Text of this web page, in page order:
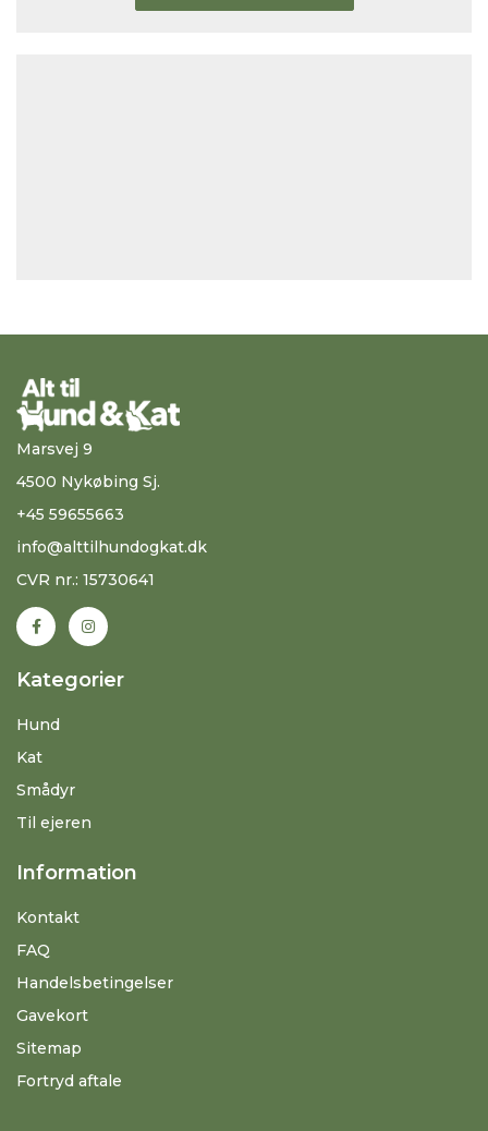
Marsvej 9
4500 Nykøbing Sj.
+45 59655663
info@alttilhundogkat.dk
CVR nr.: 15730641
Kategorier
Hund
Kat
Smådyr
Til ejeren
Information
Kontakt
FAQ
Handelsbetingelser
Gavekort
Sitemap
Fortryd aftale